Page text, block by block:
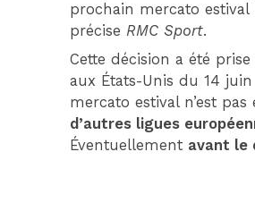
prochain mercato estival
précise RMC Sport.
Cette décision a été
aux États-Unis du 14
mercato estival n’est
d’autres ligues
Éventuellement avant le